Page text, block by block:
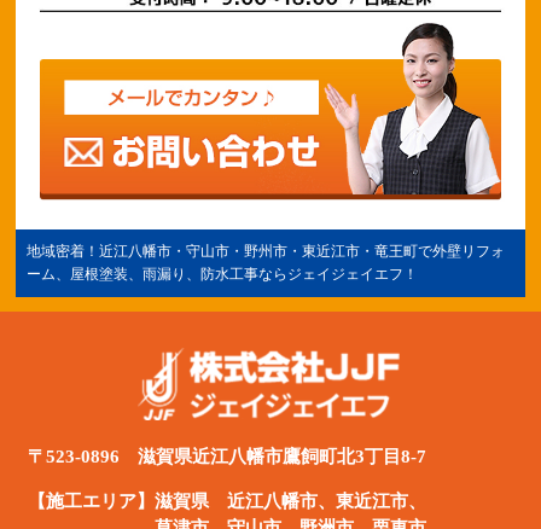
地域密着！近江八幡市 ・守山市・野州市・東近江市 ・竜王町で外壁リフォ
ーム、屋根塗装、雨漏り、防水工事ならジェイジェイエフ！
〒523-0896 滋賀県近江八幡市鷹飼町北3丁目8-7
【施工エリア】滋賀県近江八幡市、東近江市、